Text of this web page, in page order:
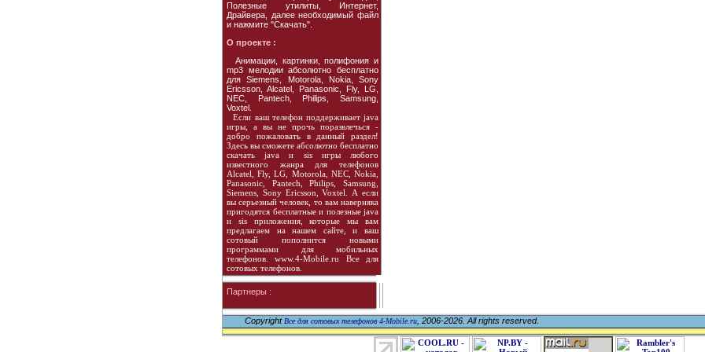
Полезные утилиты, Интернет,
Драйвера, далее необходимый файл
и нажмите "Скачать".
О проекте :
Анимации, картинки, полифония и
mp3 мелодии абсолютно бесплатно
для Siemens, Motorola, Nokia, Sony
Ericsson, Alcatel, Panasonic, Fly, LG,
NEC, Pantech, Philips, Samsung,
Voxtel.
Если ваш телефон поддерживает java
игры, а вы не прочь поразвлечься -
добро пожаловать в данный раздел!
Здесь вы сможете абсолютно бесплатно
скачать java и sis игры любого
известного жанра для телефонов
Alcatel, Fly, LG, Motorola, NEC, Nokia,
Panasonic, Pantech, Philips, Samsung,
Siemens, Sony Ericsson, Voxtel. А если
вы серьезный человек, то вам наверняка
пригодятся бесплатные и полезные java
и sis приложения, которые мы вам
предлагаем на нашем сайте, и ваш
сотовый пополнится новыми
программами для мобильных
телефонов. www.4-Mobile.ru Все для
сотовых телефонов.
Партнеры :
Copyright Все для сотовых телефонов 4-Mobile.ru, 2006-2026. All rights reserved.